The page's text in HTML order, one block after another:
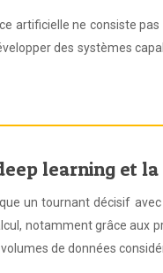
artificielle ne consiste
des systèmes
learning et
un tournant décisif avec
notamment grâce aux
de données